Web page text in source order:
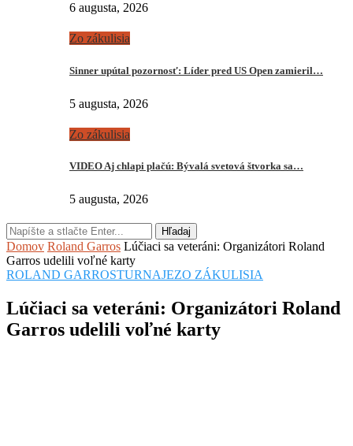
6 augusta, 2026
Zo zákulisia
Sinner upútal pozornosť: Líder pred US Open zamieril…
5 augusta, 2026
Zo zákulisia
VIDEO Aj chlapi plačú: Bývalá svetová štvorka sa…
5 augusta, 2026
Hľadaj
Domov Roland Garros Lúčiaci sa veteráni: Organizátori Roland
Garros udelili voľné karty
ROLAND GARROSTURNAJEZO ZÁKULISIA
Lúčiaci sa veteráni: Organizátori Roland
Garros udelili voľné karty